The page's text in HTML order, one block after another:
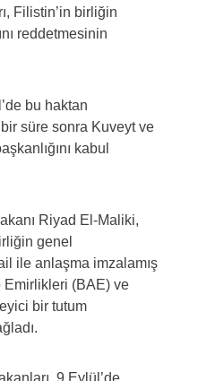
Filistin’in birliğin
reddetmesinin
bu haktan
süre sonra Kuveyt ve
kabul
Riyad El-Maliki,
genel
ile anlaşma imzalamış
(BAE) ve
bir tutum